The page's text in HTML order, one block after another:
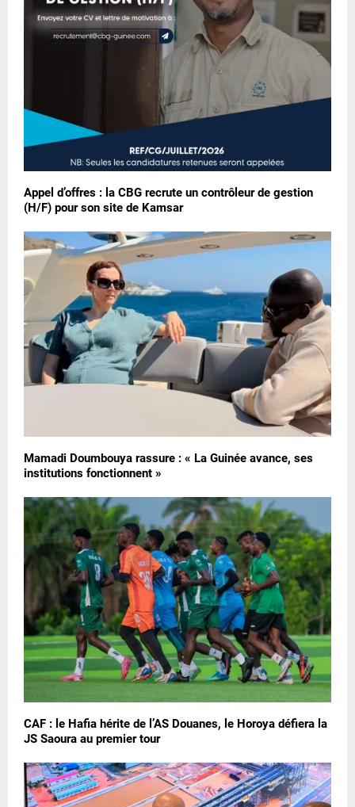
Appel d’offres : la CBG recrute un contrôleur de gestion
(H/F) pour son site de Kamsar
Mamadi Doumbouya rassure : « La Guinée avance, ses
institutions fonctionnent »
CAF : le Hafia hérite de l’AS Douanes, le Horoya défiera la
JS Saoura au premier tour